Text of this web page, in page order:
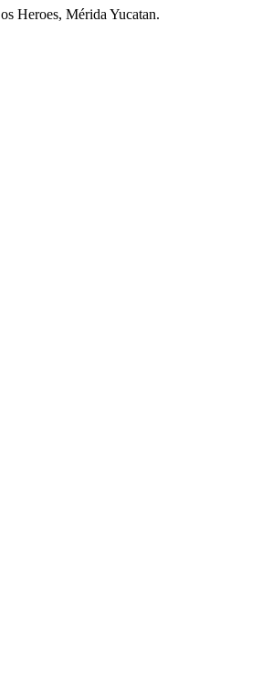
Heroes, Mérida Yucatan.